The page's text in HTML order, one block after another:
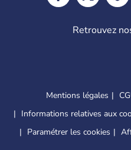
Retrouvez
Mentions légales
Informations relatives aux
Paramétrer les cookies